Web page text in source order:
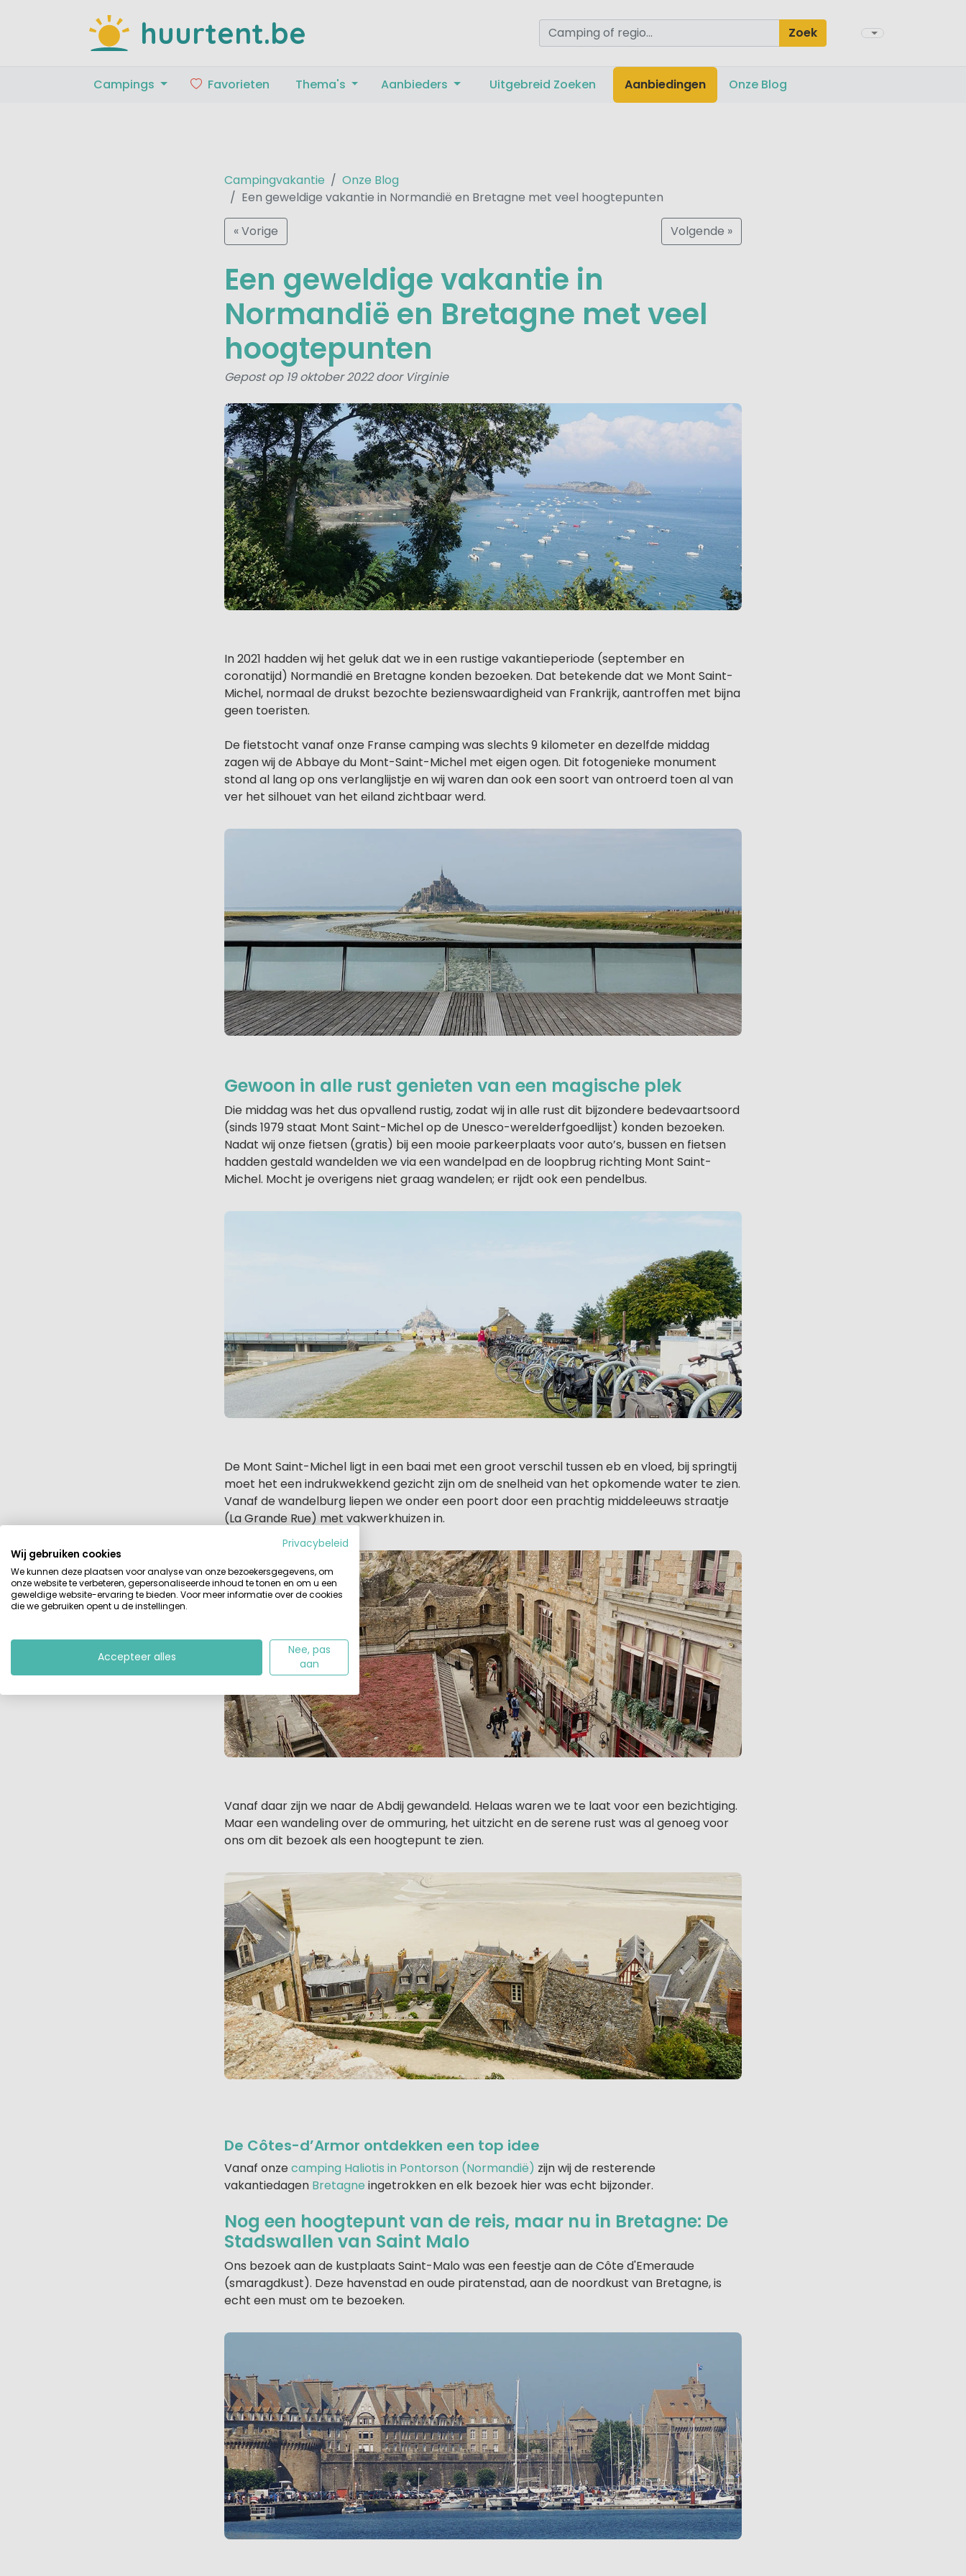
huurtent.be Zoek
Campings Favorieten Thema's Aanbieders Uitgebreid Zoeken Aanbiedingen Onze Blog
Campingvakantie
Onze Blog
Een geweldige vakantie in Normandië en Bretagne met veel hoogtepunten
« Vorige Volgende »
Een geweldige vakantie in
Normandië en Bretagne met veel
hoogtepunten
Gepost op 19 oktober 2022 door Virginie
In 2021 hadden wij het geluk dat we in een rustige vakantieperiode (september en
coronatijd) Normandië en Bretagne konden bezoeken. Dat betekende dat we Mont Saint-
Michel, normaal de drukst bezochte bezienswaardigheid van Frankrijk, aantroffen met bijna
geen toeristen.
De fietstocht vanaf onze Franse camping was slechts 9 kilometer en dezelfde middag
zagen wij de Abbaye du Mont-Saint-Michel met eigen ogen. Dit fotogenieke monument
stond al lang op ons verlanglijstje en wij waren dan ook een soort van ontroerd toen al van
ver het silhouet van het eiland zichtbaar werd.
Gewoon in alle rust genieten van een magische plek
Die middag was het dus opvallend rustig, zodat wij in alle rust dit bijzondere bedevaartsoord
(sinds 1979 staat Mont Saint-Michel op de Unesco-werelderfgoedlijst) konden bezoeken.
Nadat wij onze fietsen (gratis) bij een mooie parkeerplaats voor auto’s, bussen en fietsen
hadden gestald wandelden we via een wandelpad en de loopbrug richting Mont Saint-
Michel. Mocht je overigens niet graag wandelen; er rijdt ook een pendelbus.
De Mont Saint-Michel ligt in een baai met een groot verschil tussen eb en vloed, bij springtij
moet het een indrukwekkend gezicht zijn om de snelheid van het opkomende water te zien.
Vanaf de wandelburg liepen we onder een poort door een prachtig middeleeuws straatje
(La Grande Rue) met vakwerkhuizen in.
Vanaf daar zijn we naar de Abdij gewandeld. Helaas waren we te laat voor een bezichtiging.
Maar een wandeling over de ommuring, het uitzicht en de serene rust was al genoeg voor
ons om dit bezoek als een hoogtepunt te zien.
De Côtes-d’Armor ontdekken een top idee
Vanaf onze camping Haliotis in Pontorson (Normandië) zijn wij de resterende
vakantiedagen Bretagne ingetrokken en elk bezoek hier was echt bijzonder.
Nog een hoogtepunt van de reis, maar nu in Bretagne: De
Stadswallen van Saint Malo
Ons bezoek aan de kustplaats Saint-Malo was een feestje aan de Côte d'Emeraude
(smaragdkust). Deze havenstad en oude piratenstad, aan de noordkust van Bretagne, is
echt een must om te bezoeken.
Privacybeleid
Wij gebruiken cookies
We kunnen deze plaatsen voor analyse van onze bezoekersgegevens, om
onze website te verbeteren, gepersonaliseerde inhoud te tonen en om u een
geweldige website-ervaring te bieden. Voor meer informatie over de cookies
die we gebruiken opent u de instellingen.
Accepteer alles
Nee, pas
aan